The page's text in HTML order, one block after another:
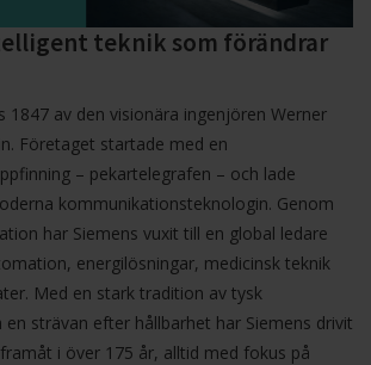
teknik som förändrar
1847 av den visionära ingenjören Werner
Företaget startade med en
– pekartelegrafen – och lade
kommunikationsteknologin. Genom
har Siemens vuxit till en global ledare
energilösningar, medicinsk teknik
Med en stark tradition av tysk
strävan efter hållbarhet har Siemens drivit
i över 175 år, alltid med fokus på